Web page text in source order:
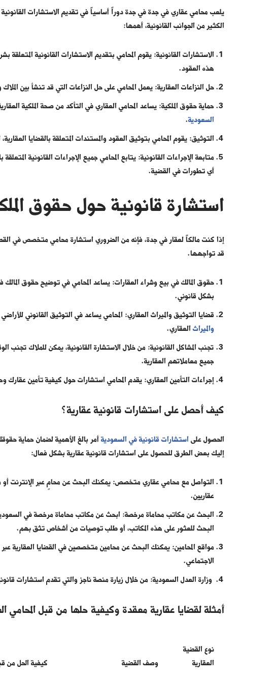
يلعب محامي عقاري في جدة في جدة دوراً أساسياً في تقديم الاستشارات القانونية
الكثير من الجوانب القانونية، أهمها:
الاستشارات القانونية: يقوم المحامي بتقديم الاستشارات القانونية المتعلقة
هذه العقود.
حل النزاعات العقارية: يعمل المحامي على حل النزاعات التي قد تنشأ بين الملاك
حماية حقوق الملكية: يساعد المحامي العقاري في التأكد من صحة الملكية
السعودية.
التوثيق: يقوم المحامي بتوثيق العقود والمستندات المتعلقة بالقضايا
متابعة الإجراءات القانونية: يتابع المحامي جميع الإجراءات القانونية
أي تطورات في القضية.
استشارة قانونية حول حقوق
إذا كنت مالكاً لعقار في جدة، فإنه من الضروري استشارة محامي متخصص في
قد تواجهها.
حقوق المالك في بيع وشراء العقارات: يساعد المحامي في توضيح حقوق المالك
بشكل قانوني.
قضايا التوثيق والميراث العقاري: المحامي يساعد في التوثيق القانوني
والميراثالعقاري.
تجنب المشاكل القانونية: من خلال الاستشارة القانونية، يمكن للملاك تجنب
جميع معاملاتهم العقارية.
إجراءات التأمين العقاري: يقدم المحامي استشارات حول كيفية تأمين
كيف أحصل على استشارات قانونية عقارية؟
الحصول علىاستشارات قانونية في السعوديةأمر بالغ الأهمية لضمان حماية
إليك بعض الطرق للحصول على استشارات قانونية عقارية بشكل فعال:
التواصل مع محامي عقاري متخصص: يمكنك البحث عن محامٍ عبر الإنترنت
عقاريين.
البحث عن مكاتب محاماة مرخصة: ابحث عن مكاتب محاماة مرخصة في
البحث للعثور على هذه المكاتب، أو طلب توصيات من أشخاص تثق بهم.
مواقع المحامين: يمكنك البحث عن محامين متخصصين في القضايا العقارية
الاجتماعي.
وزارة العدل السعودية: من خلال زيارة منصة ناجز والتي تقدم استشارات
أمثلة لقضايا عقارية معقدة وكيفية حلها من قبل المحامي
نوع القضية
العقارية
وصف القضية كيفية الحل من